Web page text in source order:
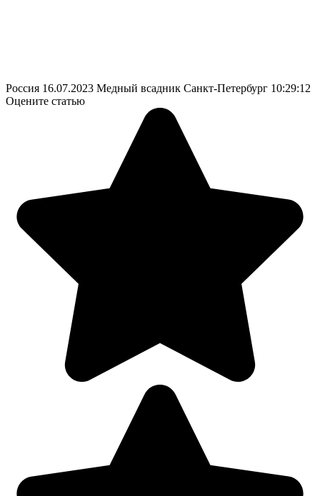
Россия 16.07.2023 Медный всадник Санкт-Петербург 10:29:12
Оцените статью